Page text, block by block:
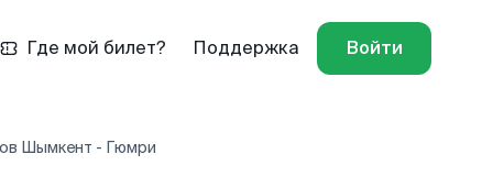
Где мой билет? Поддержка Войти
Шымкент - Гюмри